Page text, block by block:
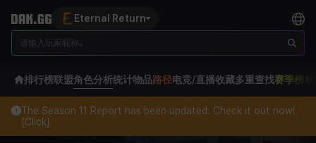
Eternal Return
排行榜联盟角色分析统计物品路径电竞/直播收藏多重查找赛季榜单
The Season 11 Report has been updated. Check it out now!
[Click]